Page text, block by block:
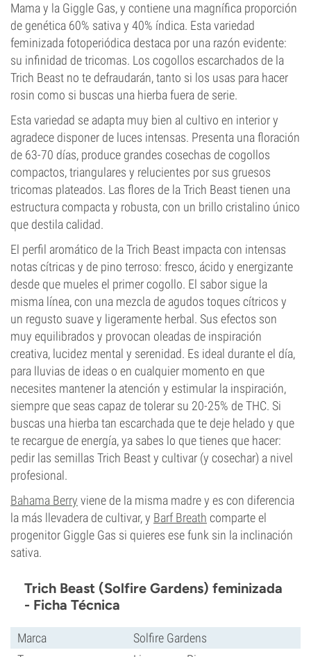
Mama y la Giggle Gas, y contiene una magnífica proporción
de genética 60% sativa y 40% índica. Esta variedad
feminizada fotoperiódica destaca por una razón evidente:
su infinidad de tricomas. Los cogollos escarchados de la
Trich Beast no te defraudarán, tanto si los usas para hacer
rosin como si buscas una hierba fuera de serie.
Esta variedad se adapta muy bien al cultivo en interior y
agradece disponer de luces intensas. Presenta una floración
de 63-70 días, produce grandes cosechas de cogollos
compactos, triangulares y relucientes por sus gruesos
tricomas plateados. Las flores de la Trich Beast tienen una
estructura compacta y robusta, con un brillo cristalino único
que destila calidad.
El perfil aromático de la Trich Beast impacta con intensas
notas cítricas y de pino terroso: fresco, ácido y energizante
desde que mueles el primer cogollo. El sabor sigue la
misma línea, con una mezcla de agudos toques cítricos y
un regusto suave y ligeramente herbal. Sus efectos son
muy equilibrados y provocan oleadas de inspiración
creativa, lucidez mental y serenidad. Es ideal durante el día,
para lluvias de ideas o en cualquier momento en que
necesites mantener la atención y estimular la inspiración,
siempre que seas capaz de tolerar su 20-25% de THC. Si
buscas una hierba tan escarchada que te deje helado y que
te recargue de energía, ya sabes lo que tienes que hacer:
pedir las semillas Trich Beast y cultivar (y cosechar) a nivel
profesional.
Bahama Berry viene de la misma madre y es con diferencia
la más llevadera de cultivar, y Barf Breath comparte el
progenitor Giggle Gas si quieres ese funk sin la inclinación
sativa.
Trich Beast (Solfire Gardens) feminizada
- Ficha Técnica
Marca
Solfire Gardens